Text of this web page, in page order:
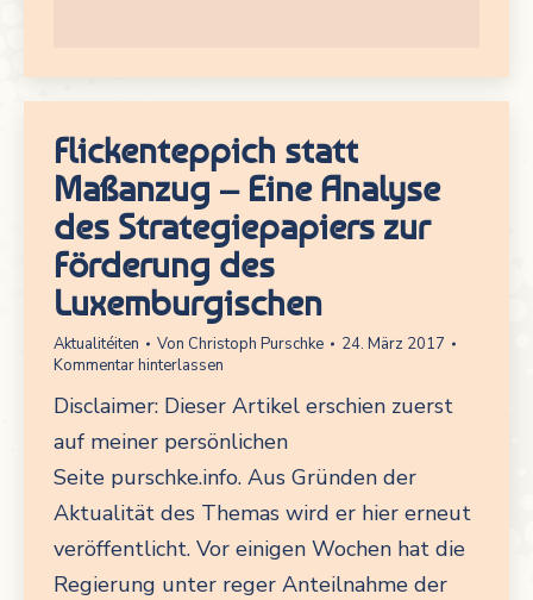
Flickenteppich statt
Maßanzug – Eine Analyse
des Strategiepapiers zur
Förderung des
Luxemburgischen
Aktualitéiten Von Christoph Purschke
24. März 2017
Kommentar hinterlassen
Disclaimer: Dieser Artikel erschien zuerst
auf meiner persönlichen
Seite purschke.info. Aus Gründen der
Aktualität des Themas wird er hier erneut
veröffentlicht. Vor einigen Wochen hat die
Regierung unter reger Anteilnahme der